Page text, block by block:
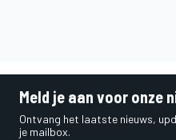
Meld je aan voor onze
Ontvang het laatste nieuws,
je mailbox.